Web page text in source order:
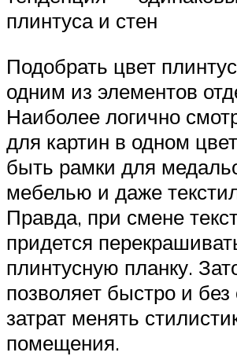
плинтуса и стен
Подобрать цвет
одним из элементов
Наиболее логично
для картин в одном
быть рамки для
мебелью и даже
Правда, при смене
придется
плинтусную планку.
позволяет быстро и
затрат менять
помещения.